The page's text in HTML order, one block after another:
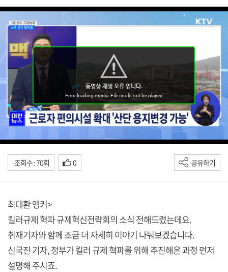
조회수 : 70회 0 공유하기
최대환 앵커>
킬러규제 혁파 규제혁신전략회의 소식 전해드렸는데요.
취재기자와 함께 조금 더 자세히 이야기 나눠보겠습니다.
신국진 기자, 정부가 킬러 규제 혁파를 위해 추진해온 과정 먼저
설명해 주시죠.